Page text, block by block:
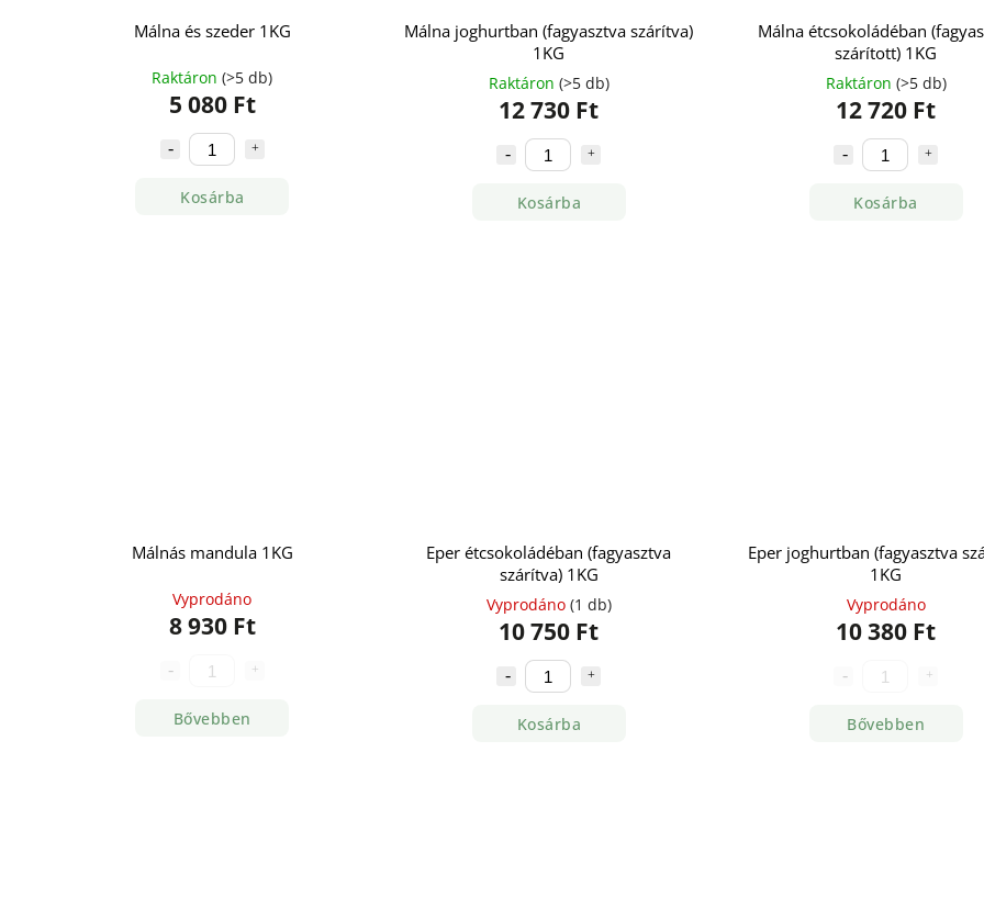
Málna és szeder 1KG
Raktáron(>5 db)
5 080 Ft
Kosárba
Málna joghurtban (fagyasztva szárítva)
1KG
Raktáron (>5 db)
12 730 Ft
Kosárba
Málna étcsokoládéban
szárított) 1KG
Raktáron (>5 db)
12 720 Ft
Kosárba
Málnás mandula 1KG
Vyprodáno
8 930 Ft
Bővebben
Eper étcsokoládéban (fagyasztva
szárítva) 1KG
Vyprodáno (1 db)
10 750 Ft
Kosárba
Eper joghurtban (fagyasztva
1KG
Vyprodáno
10 380 Ft
Bővebben